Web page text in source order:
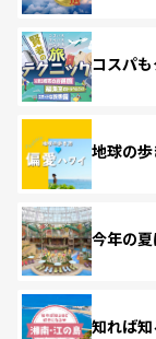
コスパ
地球の
今年の夏
知れば